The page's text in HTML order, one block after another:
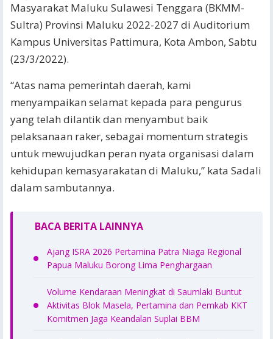
Masyarakat Maluku Sulawesi Tenggara (BKMM-
Sultra) Provinsi Maluku 2022-2027 di Auditorium
Kampus Universitas Pattimura, Kota Ambon, Sabtu
(23/3/2022).
“Atas nama pemerintah daerah, kami
menyampaikan selamat kepada para pengurus
yang telah dilantik dan menyambut baik
pelaksanaan raker, sebagai momentum strategis
untuk mewujudkan peran nyata organisasi dalam
kehidupan kemasyarakatan di Maluku,” kata Sadali
dalam sambutannya.
BACA BERITA LAINNYA
Ajang ISRA 2026 Pertamina Patra Niaga Regional
Papua Maluku Borong Lima Penghargaan
Volume Kendaraan Meningkat di Saumlaki Buntut
Aktivitas Blok Masela, Pertamina dan Pemkab KKT
Komitmen Jaga Keandalan Suplai BBM